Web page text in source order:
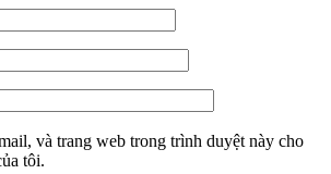
và trang web trong trình duyệt này cho
tôi.